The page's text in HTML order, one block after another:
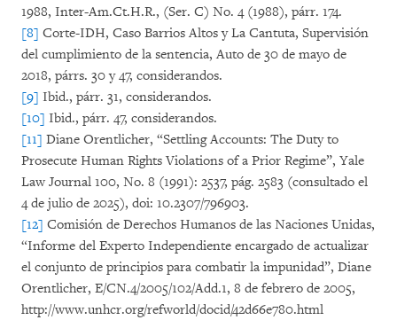
1988, Inter-Am.Ct.H.R., (Ser. C) No. 4 (1988), párr. 174.
[8] Corte-IDH, Caso Barrios Altos y La Cantuta, Supervisión
del cumplimiento de la sentencia, Auto de 30 de mayo de
2018, párrs. 30 y 47, considerandos.
[9] Ibid., párr. 31, considerandos.
[10] Ibid., párr. 47, considerandos.
[11] Diane Orentlicher, “Settling Accounts: The Duty to
Prosecute Human Rights Violations of a Prior Regime”, Yale
Law Journal 100, No. 8 (1991): 2537, pág. 2583 (consultado el
4 de julio de 2025), doi: 10.2307/796903.
[12] Comisión de Derechos Humanos de las Naciones Unidas,
“Informe del Experto Independiente encargado de actualizar
el conjunto de principios para combatir la impunidad”, Diane
Orentlicher, E/CN.4/2005/102/Add.1, 8 de febrero de 2005,
http://www.unhcr.org/refworld/docid/42d66e780.html